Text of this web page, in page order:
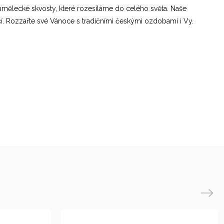
skvosty, které rozesíláme do celého světa. Naše
své Vánoce s tradičními českými ozdobami i Vy.
Next